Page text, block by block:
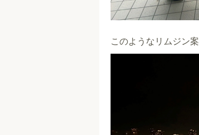
このようなリムジン案